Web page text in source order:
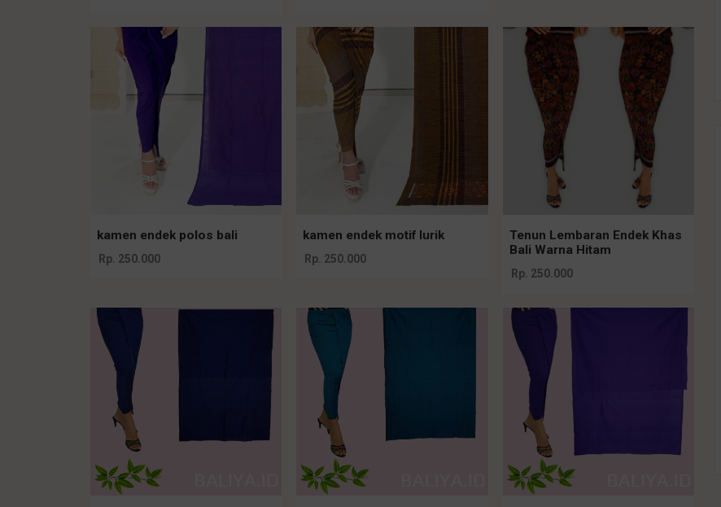
kamen endek polos bali
Rp. 250.000
kamen endek motif lurik
Rp. 250.000
Tenun Lembaran Endek Khas
Bali Warna Hitam
Rp. 250.000